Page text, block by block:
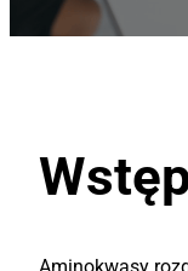
Aminokwasy